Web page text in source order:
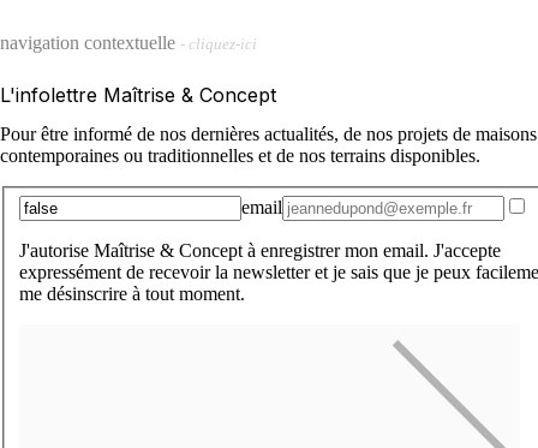
navigation contextuelle - cliquez-ici
L'infolettre Maîtrise & Concept
Pour être informé de nos dernières actualités, de nos projets de maisons
contemporaines ou traditionnelles et de nos terrains disponibles.
email
J'autorise Maîtrise & Concept à enregistrer mon email. J'accepte
expressément de recevoir la newsletter et je sais que je peux
me désinscrire à tout moment.